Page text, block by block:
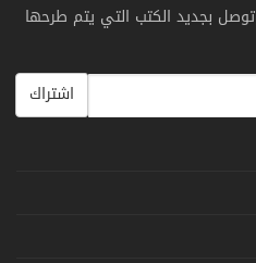
بجديد الكتب التي يتم طرحها
اشتراك